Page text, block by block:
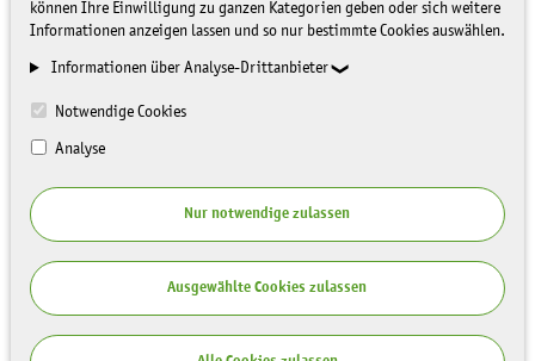
können Ihre Einwilligung zu ganzen Kategorien geben oder sich weitere
Informationen anzeigen lassen und so nur bestimmte Cookies auswählen.
Informationen über Analyse-Drittanbieter
Notwendige Cookies
Analyse
Nur notwendige zulassen
Ausgewählte Cookies zulassen
Sächsischer Fachtag BNE
am 21. Juni 2022
SÄCHSISCHER FACHTAG BNE AM
21. JUNI 2022